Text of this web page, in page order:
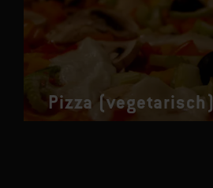
Pizza (vegetarisch)